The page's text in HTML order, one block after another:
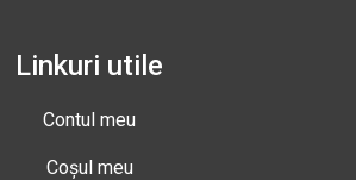
Linkuri utile
Contul meu
Coșul meu